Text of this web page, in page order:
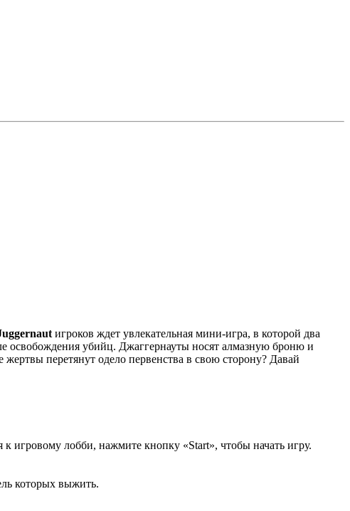
игроков ждет увлекательная мини-игра, в которой два
освобождения убийц. Джаггернауты носят алмазную броню и
перетянут одело первенства в свою сторону? Давай
игровому лобби, нажмите кнопку «Start», чтобы начать игру.
которых выжить.